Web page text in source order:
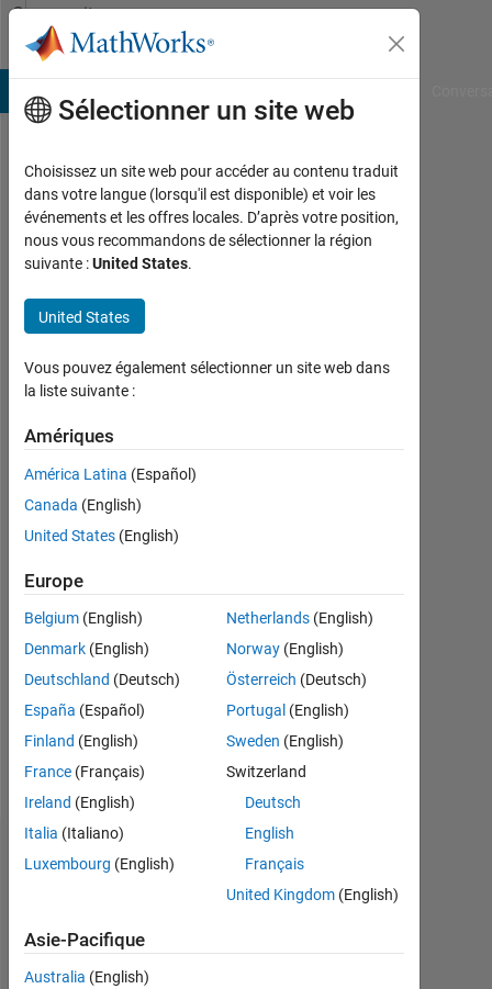
Passer au contenu
Community
Profile
Juan
Sebastián
Hincapié
Montes
seen:
plus
ans il
y a
Actif
depuis
0
Following:
Tableau de bord
MATLAB Answers
Sélectionner un site web
Choisissez un site web pour accéder au contenu traduit
dans votre langue (lorsqu'il est disponible) et voir les
événements et les offres locales. D’après votre position,
nous vous recommandons de sélectionner la région
suivante :United States.
United States
Vous pouvez également sélectionner un site web dans
la liste suivante :
Amériques
América Latina (Español)
Canada (English)
United States (English)
Europe
Belgium (English)
Denmark (English)
Deutschland (Deutsch)
España (Español)
Finland (English)
France (Français)
Ireland (English)
Italia (Italiano)
Luxembourg (English)
Netherlands(English)
Norway(English)
Österreich (Deutsch)
Portugal (English)
Sweden (English)
Switzerland
Deutsch
English
Français
United Kingdom(English)
Asie-Pacifique
Australia (English)